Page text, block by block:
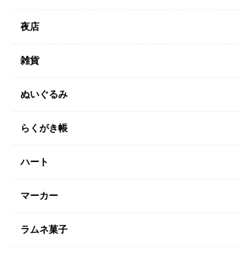
夜店
雑貨
ぬいぐるみ
らくがき帳
ハート
マーカー
ラムネ菓子